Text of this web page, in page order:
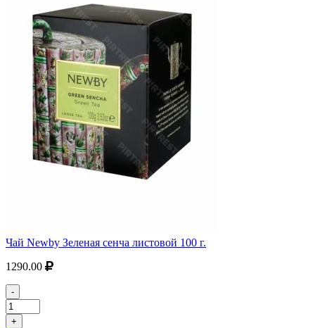
Чай Newby Зеленая сенча листовой 100 г.
1290.00
-
+